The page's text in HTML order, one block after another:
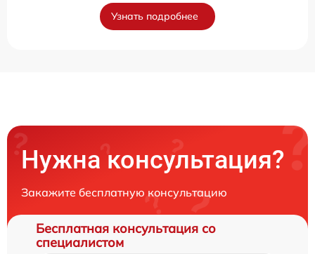
Узнать подробнее
Нужна консультация?
Закажите бесплатную консультацию
Бесплатная консультация со
специалистом